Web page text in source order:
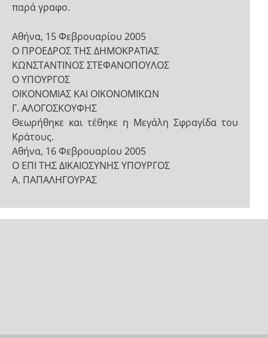
παρά­ γραφο.
Αθήνα, 15 Φεβρουαρίου 2005
Ο ΠΡΟΕΔΡΟΣ ΤΗΣ ΔΗΜΟΚΡΑΤΙΑΣ
ΚΩΝΣΤΑΝΤΙΝΟΣ ΣΤΕΦΑΝΟΠΟΥΛΟΣ
Ο ΥΠΟΥΡΓΟΣ
ΟΙΚΟΝΟΜΙΑΣ ΚΑΙ ΟΙΚΟΝΟΜΙΚΩΝ
Γ. ΑΛΟΓΟΣΚΟΥΦΗΣ
Θεωρήθηκε και τέθηκε η Μεγάλη Σφραγίδα του
Κράτους.
Αθήνα, 16 Φεβρουαρίου 2005
Ο ΕΠΙ ΤΗΣ ΔΙΚΑΙΟΣΥΝΗΣ ΥΠΟΥΡΓΟΣ
Α. ΠΑΠΑΛΗΓΟΥΡΑΣ